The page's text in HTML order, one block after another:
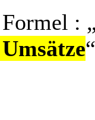
:
“